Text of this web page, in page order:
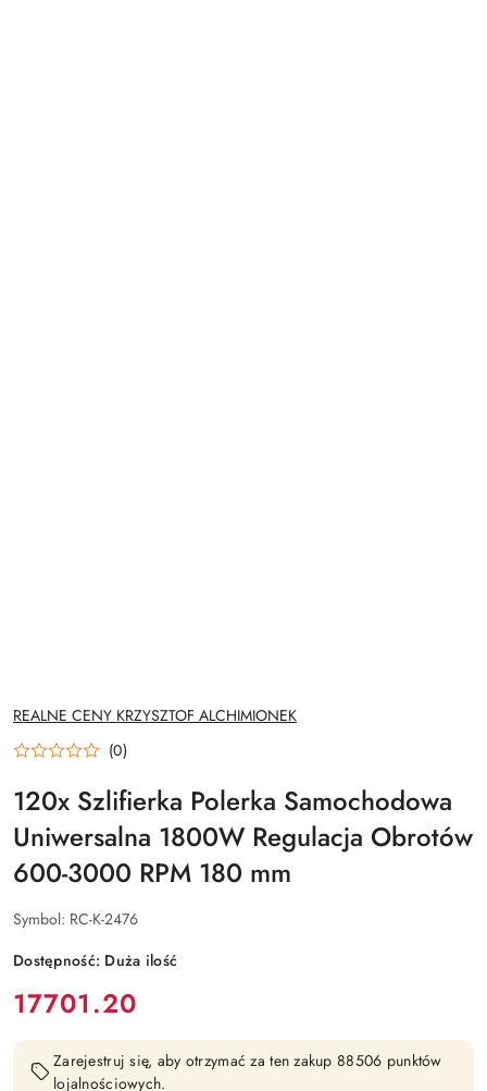
NAZWA
PRODUCENTA:
REALNE CENY KRZYSZTOF ALCHIMIONEK
(0)
120x Szlifierka Polerka Samochodowa
Uniwersalna 1800W Regulacja Obrotów
600-3000 RPM 180 mm
Symbol: RC-K-2476
Dostępność: Duża ilość
cena:
17701.20
Zarejestruj się, aby otrzymać za ten zakup 88506 punktów
lojalnościowych.